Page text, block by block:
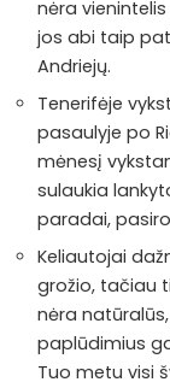
nėra
jos abi taip
Andriejų.
Tenerifėje
pasaulyje po
mėnesį
sulaukia
paradai,
Keliautojai
grožio, tačiau
nėra
paplūdimius
Tuo metu visi